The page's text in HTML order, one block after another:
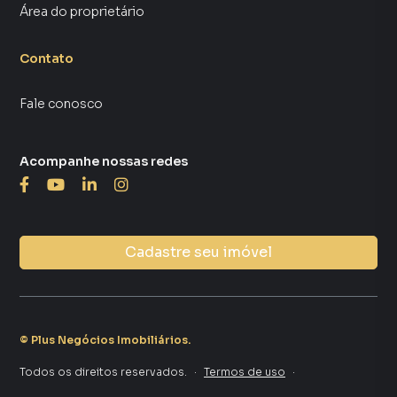
Área do proprietário
Contato
Fale conosco
Cadastre seu imóvel
Acompanhe nossas redes
© Plus Negócios Imobiliários.
Todos os direitos reservados. · Termos de uso ·